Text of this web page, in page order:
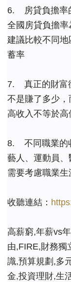
6.    房貸負擔率
全國房貸負擔
建議比較不同
蓄率
7.    真正的財富
不是賺了多少
高收入不等於
8.    不同職業
藝人、運動員、
需要考慮職業
收聽連結：
高薪窮,年薪vs
由,FIRE,財務獨
識,預算規劃,多
金,投資理財,生